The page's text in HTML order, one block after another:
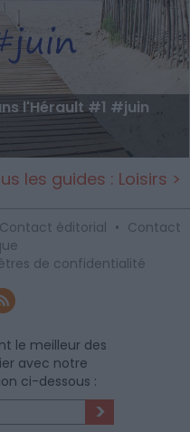
l'Hérault #1 #juin
les guides : Loisirs >
Contact éditorial • Contact
de confidentialité
le meilleur des
avec notre
ci-dessous :
>